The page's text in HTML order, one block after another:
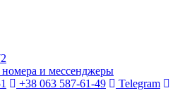
и мессенджеры
+38 063 587-61-49
Telegram